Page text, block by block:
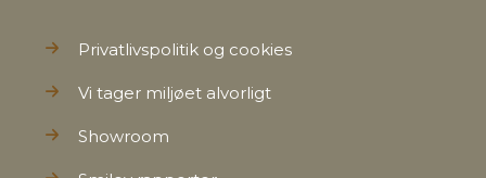
Nettovægt
Privatlivspolitik og cookies
Vi tager miljøet alvorligt
Showroom